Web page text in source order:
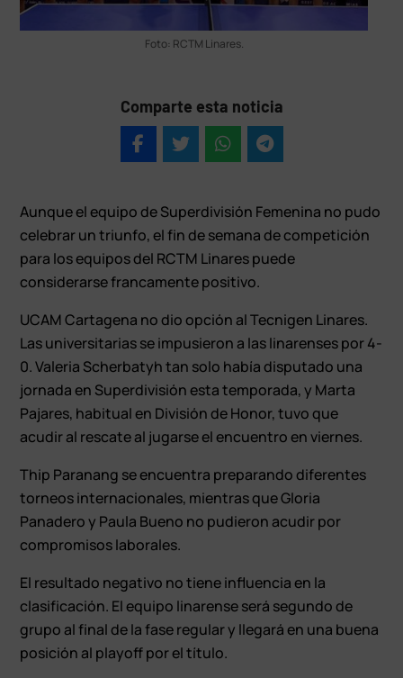
Foto: RCTM Linares.
Comparte esta noticia
Aunque el equipo de Superdivisión Femenina no pudo
celebrar un triunfo, el fin de semana de competición
para los equipos del RCTM Linares puede
considerarse francamente positivo.
UCAM Cartagena no dio opción al Tecnigen Linares.
Las universitarias se impusieron a las linarenses por 4-
0. Valeria Scherbatyh tan solo había disputado una
jornada en Superdivisión esta temporada, y Marta
Pajares, habitual en División de Honor, tuvo que
acudir al rescate al jugarse el encuentro en viernes.
Thip Paranang se encuentra preparando diferentes
torneos internacionales, mientras que Gloria
Panadero y Paula Bueno no pudieron acudir por
compromisos laborales.
El resultado negativo no tiene influencia en la
clasificación. El equipo linarense será segundo de
grupo al final de la fase regular y llegará en una buena
posición al playoff por el título.